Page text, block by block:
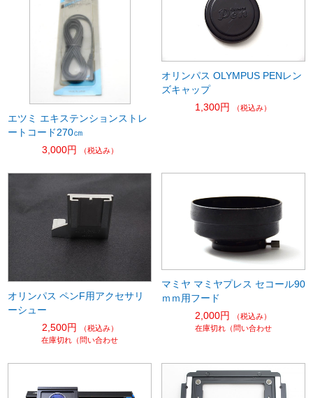
エツミ エキステンションストレ
ートコード270㎝
3,000円
（税込み）
オリンパス OLYMPUS PENレン
ズキャップ
1,300円
（税込み）
オリンパス ペンF用アクセサリ
ーシュー
2,500円
（税込み）
在庫切れ（問い合わせ
マミヤ マミヤプレス セコール90
ｍｍ用フード
2,000円
（税込み）
在庫切れ（問い合わせ